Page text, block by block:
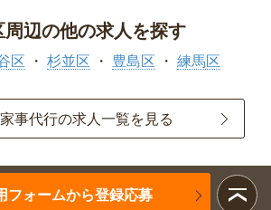
周辺の他の求人を探す
区 杉並区 豊島区 練馬区
事代行の求人一覧を見る
フォームから登録応募